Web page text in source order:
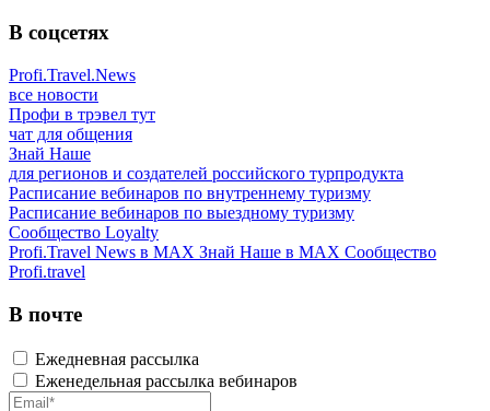
В соцсетях
Profi.Travel.News
все новости
Профи в трэвел тут
чат для общения
Знай Наше
для регионов и создателей российского турпродукта
Расписание вебинаров по внутреннему туризму
Расписание вебинаров по выездному туризму
Сообщество Loyalty
Profi.Travel News в MAX Знай Наше в MAX Сообщество
Profi.travel
В почте
Ежедневная рассылка
Еженедельная рассылка вебинаров